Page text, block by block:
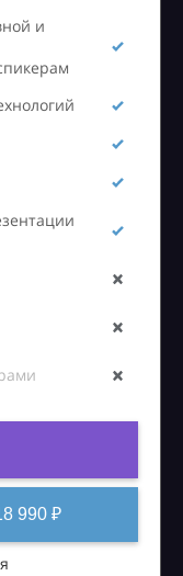
и
990 ₽